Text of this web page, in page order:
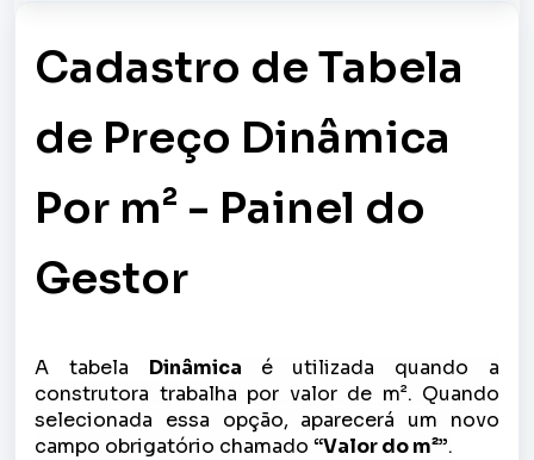
Cadastro de Tabela
de Preço Dinâmica
Por m² - Painel do
Gestor
A tabela Dinâmica
é utilizada quando a
construtora trabalha por valor de m². Quando
selecionada essa opção, aparecerá um novo
campo obrigatório chamado “Valor do m²”.